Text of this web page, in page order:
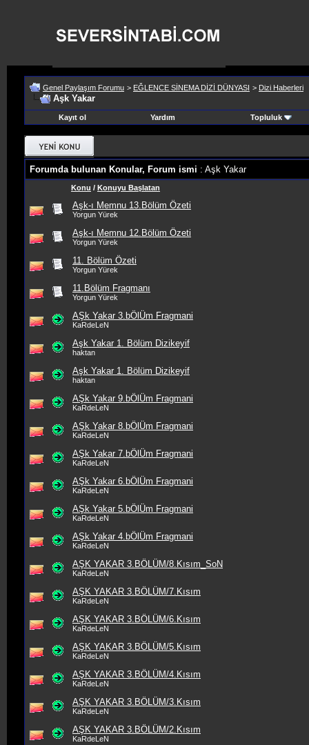
Genel Paylaşım Forumu > EĞLENCE SİNEMA DİZİ DÜNYASI > Dizi Haberleri
Aşk Yakar
Kayıt ol Yardım Topluluk
Forumda bulunan Konular, Forum ismi : Aşk Yakar
Konu / Konuyu Başlatan
Aşk-ı Memnu 13.Bölüm Özeti
Yorgun Yürek
Aşk-ı Memnu 12.Bölüm Özeti
Yorgun Yürek
11. Bölüm Özeti
Yorgun Yürek
11.Bölüm Fragmanı
Yorgun Yürek
AŞk Yakar 3.bÖlÜm Fragmani
KaRdeLeN
Aşk Yakar 1. Bölüm Dizikeyif
haktan
Aşk Yakar 1. Bölüm Dizikeyif
haktan
AŞk Yakar 9.bÖlÜm Fragmani
KaRdeLeN
AŞk Yakar 8.bÖlÜm Fragmani
KaRdeLeN
AŞk Yakar 7.bÖlÜm Fragmani
KaRdeLeN
AŞk Yakar 6.bÖlÜm Fragmani
KaRdeLeN
AŞk Yakar 5.bÖlÜm Fragmani
KaRdeLeN
AŞk Yakar 4.bÖlÜm Fragmani
KaRdeLeN
AŞK YAKAR 3.BÖLÜM/8.Kısım_SoN
KaRdeLeN
AŞK YAKAR 3.BÖLÜM/7.Kısım
KaRdeLeN
AŞK YAKAR 3.BÖLÜM/6.Kısım
KaRdeLeN
AŞK YAKAR 3.BÖLÜM/5.Kısım
KaRdeLeN
AŞK YAKAR 3.BÖLÜM/4.Kısım
KaRdeLeN
AŞK YAKAR 3.BÖLÜM/3.Kısım
KaRdeLeN
AŞK YAKAR 3.BÖLÜM/2.Kısım
KaRdeLeN